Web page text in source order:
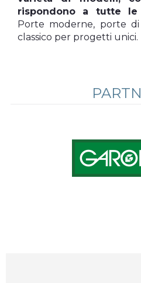
rispondono a tutte le
Porte moderne, porte
classico per progetti unici.